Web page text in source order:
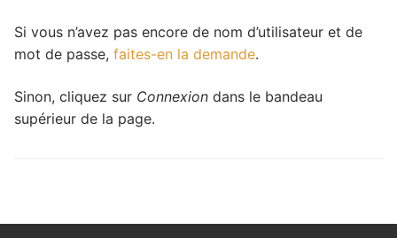
Si vous n’avez pas encore de nom d’utilisateur et de
mot de passe, faites-en la demande.
Sinon, cliquez sur Connexion dans le bandeau
supérieur de la page.